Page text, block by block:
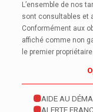
L’ensemble de nos
sont consultables et
Conformément aux
affiché comme non
le premier propriétaire.
AIDE AU
ALERTE